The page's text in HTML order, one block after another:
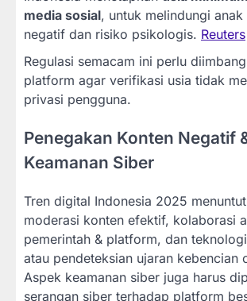
media sosial, untuk melindungi
negatif dan risiko psikologis. Reuters
Regulasi semacam ini perlu
platform agar verifikasi usia tidak
privasi pengguna.
Penegakan Konten Negatif
Keamanan Siber
Tren digital Indonesia 2025
moderasi konten efektif, kolaborasi
pemerintah & platform, dan
atau pendeteksian ujaran kebencian
Aspek keamanan siber juga harus
serangan siber terhadap platform